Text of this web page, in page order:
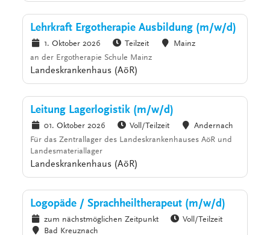
Lehrkraft Ergotherapie Ausbildung (m/w/d)
1. Oktober 2026 Teilzeit
Mainz
an der Ergotherapie Schule Mainz
Landeskrankenhaus (AöR)
Leitung Lagerlogistik (m/w/d)
01. Oktober 2026 Voll/Teilzeit
Andernach
Für das Zentrallager des Landeskrankenhauses AöR und
Landesmateriallager
Landeskrankenhaus (AöR)
Logopäde / Sprachheiltherapeut (m/w/d)
zum nächstmöglichen Zeitpunkt
Voll/Teilzeit
Bad Kreuznach